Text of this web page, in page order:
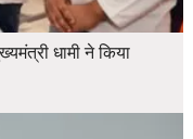
धामी ने किया